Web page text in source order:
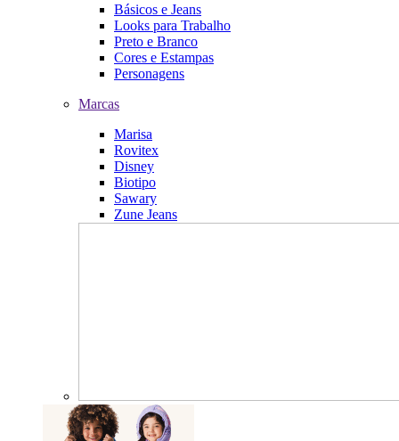
Básicos e Jeans
Looks para Trabalho
Preto e Branco
Cores e Estampas
Personagens
Marcas
Marisa
Rovitex
Disney
Biotipo
Sawary
Zune Jeans